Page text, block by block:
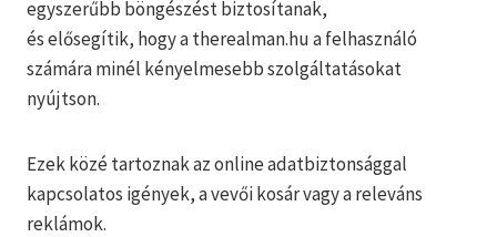
egyszerűbb böngészést biztosítanak,
és elősegítik, hogy a therealman.hu a felhasználó
számára minél kényelmesebb szolgáltatásokat
nyújtson.
Ezek közé tartoznak az online adatbiztonsággal
kapcsolatos igények, a vevői kosár vagy a releváns
reklámok.